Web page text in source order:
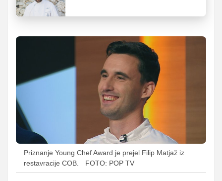
Priznanje Young Chef Award je prejel Filip Matjaž iz
restavracije COB.
FOTO: POP TV